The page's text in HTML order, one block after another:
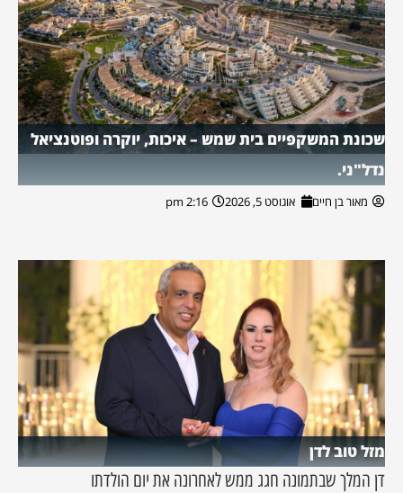
שכונת המשקפיים בית שמש – איכות, יוקרה ופוטנציאל
נדל"ני.
מאור בן חיים אוגוסט 5, 2026 2:16 pm
מזל טוב לדן
דן המלך שבתמונה חגג ממש לאחרונה את יום הולדתו